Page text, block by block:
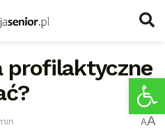
profilaktyczne
AA